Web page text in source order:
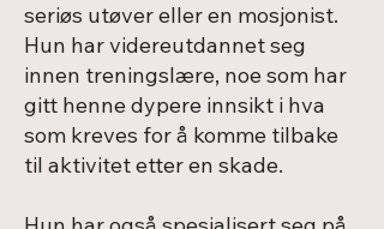
seriøs utøver eller en mosjonist.
Hun har videreutdannet seg
innen treningslære, noe som har
gitt henne dypere innsikt i hva
som kreves for å komme tilbake
til aktivitet etter en skade.